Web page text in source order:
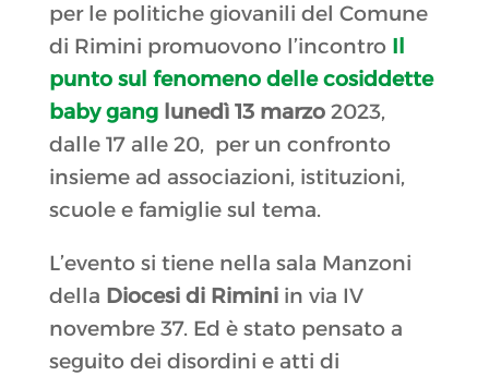
per le politiche giovanili del Comune
di Rimini promuovono l’incontro Il
punto sul fenomeno delle cosiddette
baby ganglunedì 13 marzo2023,
dalle 17 alle 20, per un confronto
insieme ad associazioni, istituzioni,
scuole e famiglie sul tema.
L’evento si tiene nella sala Manzoni
della Diocesi di Riminiin via IV
novembre 37. Ed è stato pensato a
seguito dei disordini e atti di